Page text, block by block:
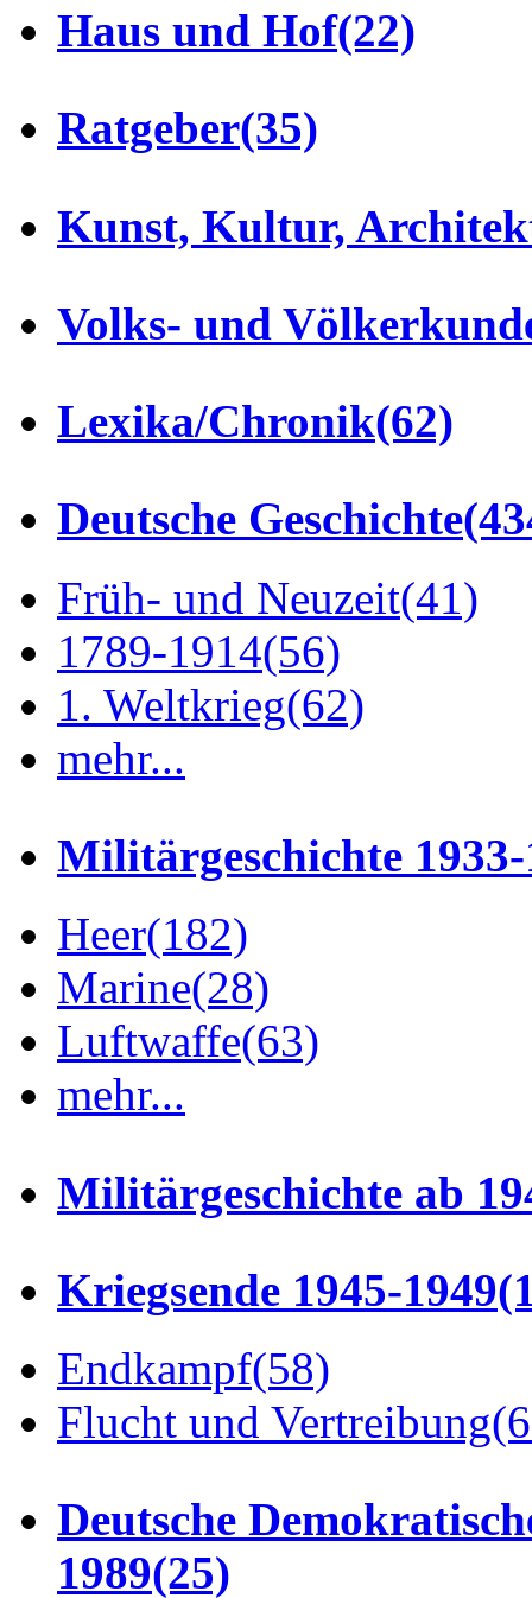
Haus und Hof(22)
Ratgeber(35)
Kunst, Kultur,
Volks- und
Lexika/Chronik(62)
Deutsche Geschichte
Früh- und Neuzeit(41)
1789-1914(56)
1. Weltkrieg(62)
mehr...
Militärgeschichte 1933-
Heer(182)
Marine(28)
Luftwaffe(63)
mehr...
Militärgeschichte ab
Kriegsende 1945-1949
Endkampf(58)
Flucht und Vertreibung
Deutsche
1989(25)